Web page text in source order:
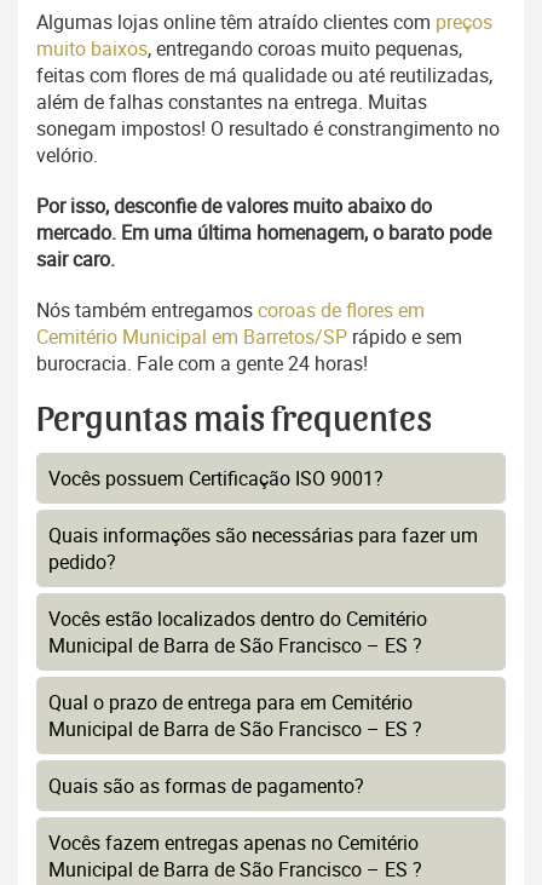
Algumas lojas online têm atraído clientes com preços
muito baixos, entregando coroas muito pequenas,
feitas com flores de má qualidade ou até reutilizadas,
além de falhas constantes na entrega. Muitas
sonegam impostos! O resultado é constrangimento no
velório.
Por isso, desconfie de valores muito abaixo do
mercado. Em uma última homenagem, o barato pode
sair caro.
Nós também entregamoscoroas de flores em
Cemitério Municipal em Barretos/SP rápido e sem
burocracia. Fale com a gente 24 horas!
Perguntas mais frequentes
Vocês possuem Certificação ISO 9001?
Quais informações são necessárias para fazer um
pedido?
Vocês estão localizados dentro do Cemitério
Municipal de Barra de São Francisco – ES ?
Qual o prazo de entrega para em Cemitério
Municipal de Barra de São Francisco – ES ?
Quais são as formas de pagamento?
Vocês fazem entregas apenas no Cemitério
Municipal de Barra de São Francisco – ES ?